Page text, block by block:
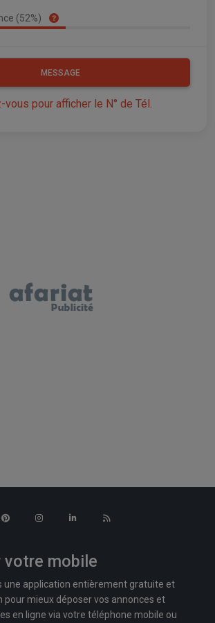
(52%)
MESSAGE
vous pour afficher le N° de Tél.
votre mobile
une application entièrement gratuite et
pour mieux déposer vos annonces et
en ligne via votre téléphone mobile ou